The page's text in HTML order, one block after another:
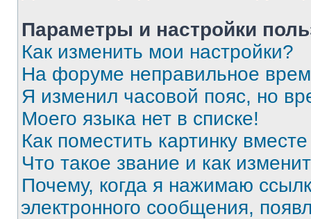
Параметры и настройки
Как изменить мои настройки?
На форуме неправильное
Я изменил часовой пояс, но
Моего языка нет в списке!
Как поместить картинку
Что такое звание и как
Почему, когда я нажимаю
электронного сообщения,